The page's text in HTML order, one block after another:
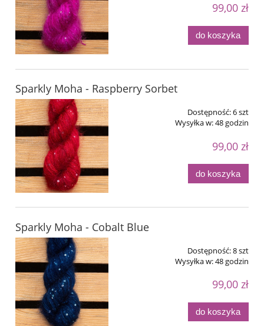
99,00 zł
do koszyka
Sparkly Moha - Raspberry Sorbet
Dostępność:6 szt
Wysyłka w:48 godzin
99,00 zł
do koszyka
Sparkly Moha - Cobalt Blue
Dostępność:8 szt
Wysyłka w:48 godzin
99,00 zł
do koszyka